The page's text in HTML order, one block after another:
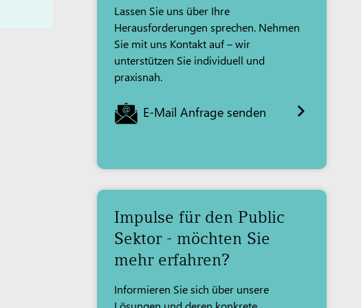
Lassen Sie uns über Ihre
Herausforderungen sprechen. Nehmen
Sie mit uns Kontakt auf – wir
unterstützen Sie individuell und
praxisnah.
E-Mail Anfrage senden
Impulse für den Public
Sektor - möchten Sie
mehr erfahren?
Informieren Sie sich über unsere